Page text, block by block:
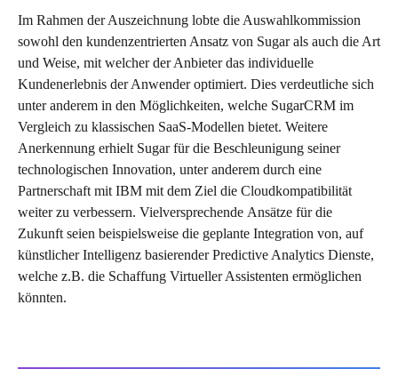
Im Rahmen der Auszeichnung lobte die Auswahlkommission
sowohl den kundenzentrierten Ansatz von Sugar als auch die Art
und Weise, mit welcher der Anbieter das individuelle
Kundenerlebnis der Anwender optimiert. Dies verdeutliche sich
unter anderem in den Möglichkeiten, welche SugarCRM im
Vergleich zu klassischen SaaS-Modellen bietet. Weitere
Anerkennung erhielt Sugar für die Beschleunigung seiner
technologischen Innovation, unter anderem durch eine
Partnerschaft mit IBM mit dem Ziel die Cloudkompatibilität
weiter zu verbessern. Vielversprechende Ansätze für die
Zukunft seien beispielsweise die geplante Integration von, auf
künstlicher Intelligenz basierender Predictive Analytics Dienste,
welche z.B. die Schaffung Virtueller Assistenten ermöglichen
könnten.